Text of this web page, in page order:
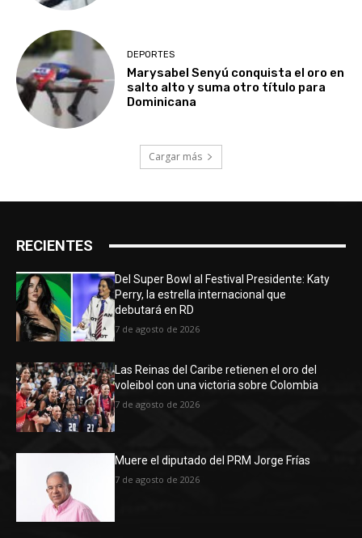
DEPORTES
Marysabel Senyú conquista el oro en
salto alto y suma otro título para
Dominicana
Cargar más
RECIENTES
Del Super Bowl al Festival Presidente: Katy
Perry, la estrella internacional que
debutará en RD
7 de agosto de 2026
Las Reinas del Caribe retienen el oro del
voleibol con una victoria sobre Colombia
7 de agosto de 2026
Muere el diputado del PRM Jorge Frías
7 de agosto de 2026